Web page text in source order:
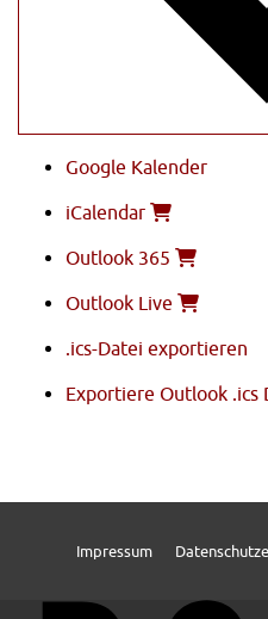
Google Kalender
iCalendar
Outlook 365
Outlook Live
.ics-Datei exportieren
Exportiere Outlook .ics
Impressum